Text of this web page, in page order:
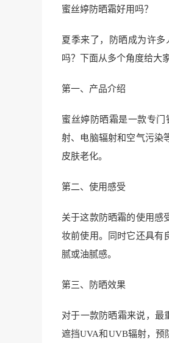
蜜丝婷防晒霜好用吗？
夏季来了，防晒成为许
吗？下面从多个角度给大
第一、产品介绍
蜜丝婷防晒霜是一款专
射、电脑辐射和空气污染
皮肤老化。
第二、使用感受
关于这款防晒霜的使用感
妆前使用。同时它还具有
腻或油腻感。
第三、防晒效果
对于一款防晒霜来说，最
遮挡UVA和UVB辐射，预